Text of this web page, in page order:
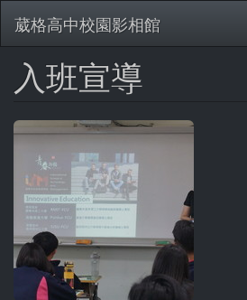
葳格高中校園影相館
入班宣導